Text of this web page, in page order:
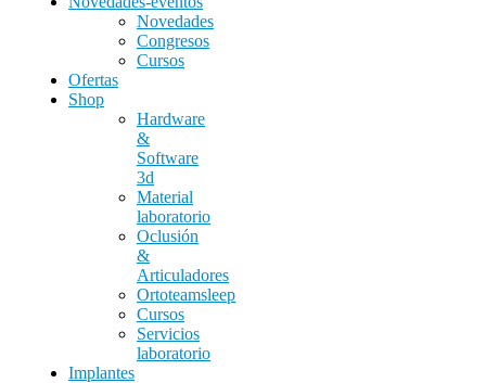
Novedades
Congresos
Cursos
Ofertas
Shop
Hardware
&
Software
3d
Material
laboratorio
Oclusión
&
Articuladores
Ortoteamsleep
Cursos
Servicios
laboratorio
Implantes